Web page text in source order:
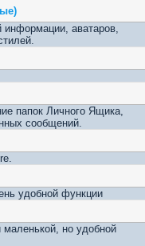
информации, аватаров,
папок Личного Ящика,
сообщений.
удобной функции
маленькой, но удобной